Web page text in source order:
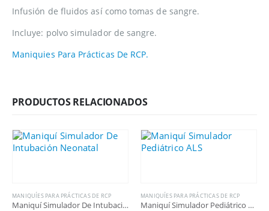
Infusión de fluidos así como tomas de sangre.
Incluye: polvo simulador de sangre.
Maniquies Para Prácticas De RCP.
PRODUCTOS RELACIONADOS
MANIQUÍES PARA PRÁCTICAS DE RCP
Maniquí Simulador De Intubación Neonatal
MANIQUÍES PARA PRÁCTICAS DE RCP
Maniquí Simulador Pediátrico ALS